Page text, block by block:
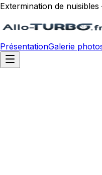
Extermination de
PrésentationGalerie